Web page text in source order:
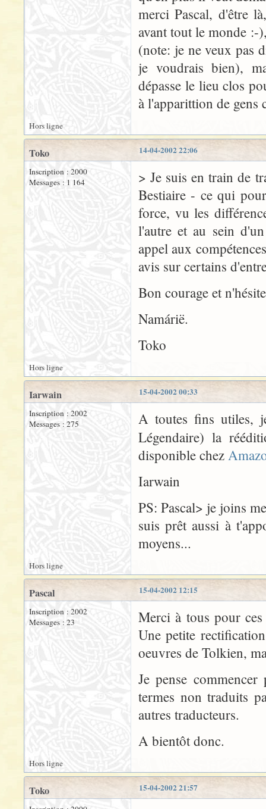
merci Pascal, d'être
avant tout le monde :-
(note: je ne veux pas
je voudrais bien),
dépasse le lieu clos
à l'apparittion de gens
Hors ligne
14-04-2002 22:06
Toko
Inscription : 2000
Messages : 1 164
> Je suis en train de
Bestiaire - ce qui
force, vu les
l'autre et au sein
appel aux
avis sur certains
Bon courage et
Namárië.
Toko
Hors ligne
15-04-2002 00:33
Iarwain
Inscription : 2002
Messages : 275
A toutes fins utiles,
Légendaire) la
disponible chez
Iarwain
PS: Pascal> je joins
suis prêt aussi à
moyens...
Hors ligne
15-04-2002 12:15
Pascal
Inscription : 2002
Messages : 23
Merci à tous pour
Une petite
oeuvres de Tolkien,
Je pense
termes non traduits
autres traducteurs.
A bientôt donc.
Hors ligne
15-04-2002 21:57
Toko